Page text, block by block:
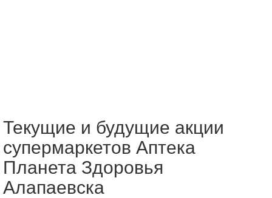
Текущие и будущие акции
супермаркетов Аптека
Планета Здоровья
Алапаевска